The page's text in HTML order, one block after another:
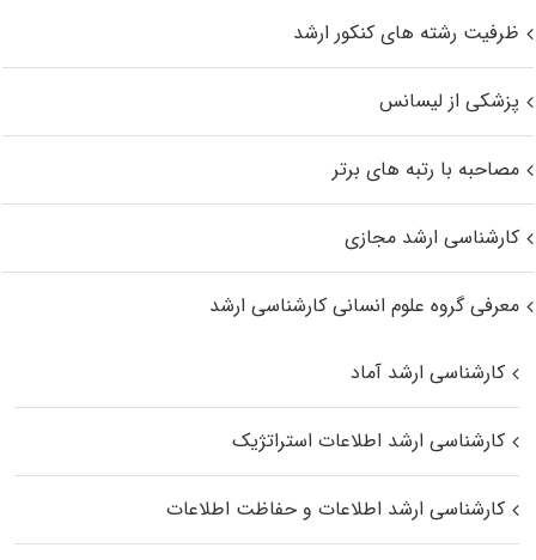
ظرفیت رشته های کنکور ارشد
پزشکی از لیسانس
مصاحبه با رتبه های برتر
کارشناسی ارشد مجازی
معرفی گروه علوم انسانی کارشناسی ارشد
کارشناسی ارشد آماد
کارشناسی ارشد اطلاعات استراتژیک
کارشناسی ارشد اطلاعات و حفاظت اطلاعات